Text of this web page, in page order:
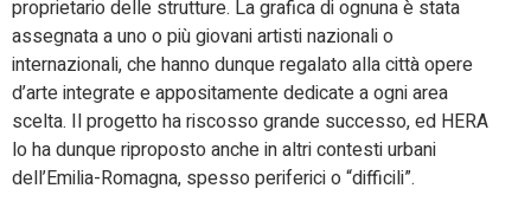
proprietario delle strutture. La grafica di ognuna è stata
assegnata a uno o più giovani artisti nazionali o
internazionali, che hanno dunque regalato alla città opere
d’arte integrate e appositamente dedicate a ogni area
scelta. Il progetto ha riscosso grande successo, ed HERA
lo ha dunque riproposto anche in altri contesti urbani
dell’Emilia-Romagna, spesso periferici o “difficili”.